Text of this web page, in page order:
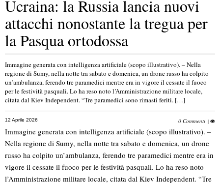
Ucraina: la Russia lancia nuovi
attacchi nonostante la tregua per
la Pasqua ortodossa
Immagine generata con intelligenza artificiale (scopo illustrativo). – Nella
regione di Sumy, nella notte tra sabato e domenica, un drone russo ha colpito
un’ambulanza, ferendo tre paramedici mentre era in vigore il cessate il fuoco
per le festività pasquali. Lo ha reso noto l’Amministrazione militare locale,
citata dal Kiev Independent. “Tre paramedici sono rimasti feriti. […]
12 Aprile 2026 0 Commenti |
Immagine generata con intelligenza artificiale (scopo illustrativo). –
Nella regione di Sumy, nella notte tra sabato e domenica, un drone
russo ha colpito un’ambulanza, ferendo tre paramedici mentre era in
vigore il cessate il fuoco per le festività pasquali. Lo ha reso noto
l’Amministrazione militare locale, citata dal Kiev Independent. “Tre